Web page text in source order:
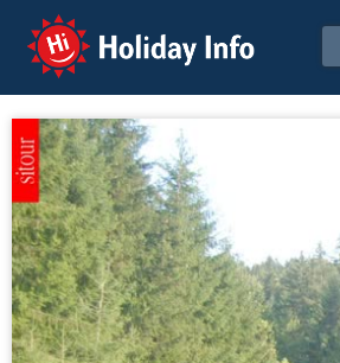
Holiday Info